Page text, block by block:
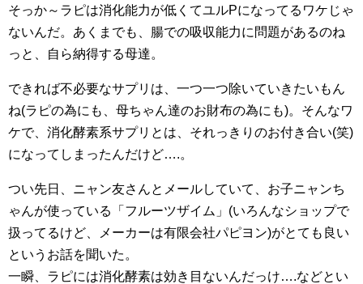
そっか～ラピは消化能力が低くてユルPになってるワケじゃ
ないんだ。あくまでも、腸での吸収能力に問題があるのね
っと、自ら納得する母達。
できれば不必要なサプリは、一つ一つ除いていきたいもん
ね(ラピの為にも、母ちゃん達のお財布の為にも)。そんなワ
ケで、消化酵素系サプリとは、それっきりのお付き合い(笑)
になってしまったんだけど….。
つい先日、ニャン友さんとメールしていて、お子ニャンち
ゃんが使っている「フルーツザイム」(いろんなショップで
扱ってるけど、メーカーは有限会社パピヨン)がとても良い
というお話を聞いた。
一瞬、ラピには消化酵素は効き目ないんだっけ….などとい